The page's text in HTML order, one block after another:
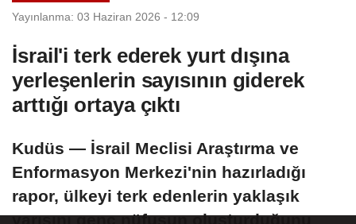
Yayınlanma: 03 Haziran 2026 - 12:09
İsrail'i terk ederek yurt dışına
yerleşenlerin sayısının giderek
arttığı ortaya çıktı
Kudüs — İsrail Meclisi Araştırma ve
Enformasyon Merkezi'nin hazırladığı
rapor, ülkeyi terk edenlerin yaklaşık
yarısını genç nüfusun oluşturduğunu